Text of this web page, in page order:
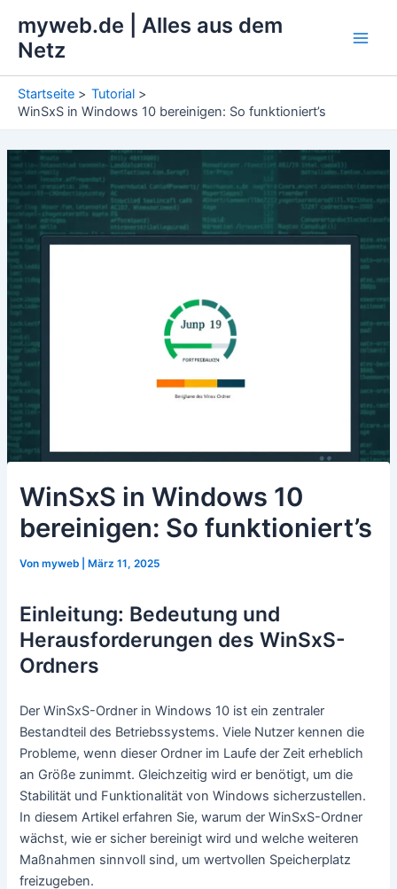
Inhalt
springen
myweb.de | Alles aus dem
Netz
Startseite
Tutorial
WinSxS in Windows 10 bereinigen: So funktioniert’s
WinSxS in Windows 10
bereinigen: So funktioniert’s
Vonmyweb März 11, 2025
Einleitung: Bedeutung und
Herausforderungen des WinSxS-
Ordners
Der WinSxS-Ordner in Windows 10 ist ein zentraler
Bestandteil des Betriebssystems. Viele Nutzer kennen die
Probleme, wenn dieser Ordner im Laufe der Zeit erheblich
an Größe zunimmt. Gleichzeitig wird er benötigt, um die
Stabilität und Funktionalität von Windows sicherzustellen.
In diesem Artikel erfahren Sie, warum der WinSxS-Ordner
wächst, wie er sicher bereinigt wird und welche weiteren
Maßnahmen sinnvoll sind, um wertvollen Speicherplatz
freizugeben.